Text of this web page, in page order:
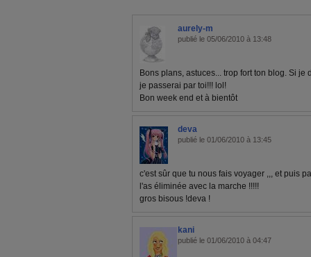
aurely-m
publié le 05/06/2010 à 13:48
Bons plans, astuces... trop fort ton blog. Si
je passerai par toi!!! lol!
Bon week end et à bientôt
deva
publié le 01/06/2010 à 13:45
c'est sûr que tu nous fais voyager ,,, et puis
l'as éliminée avec la marche !!!!!
gros bisous !deva !
kani
publié le 01/06/2010 à 04:47